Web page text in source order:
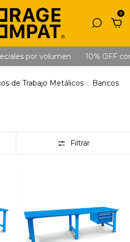
0
por volumen 10% OFF
de Trabajo Metálicos . Bancos
Filtrar